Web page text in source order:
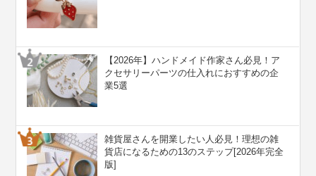
【2026年】ハンドメイド作家さん必見！ア
クセサリーパーツの仕入れにおすすめの企
業5選
雑貨屋さんを開業したい人必見！理想の雑
貨店になるための13のステップ[2026年完全
版]